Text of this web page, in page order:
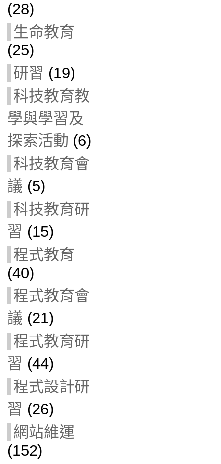
(28)
生命教育
(25)
研習 (19)
科技教育教
學與學習及
探索活動 (6)
科技教育會
議 (5)
科技教育研
習 (15)
程式教育
(40)
程式教育會
議 (21)
程式教育研
習 (44)
程式設計研
習 (26)
網站維運
(152)